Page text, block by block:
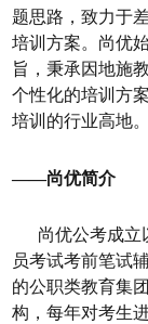
题思路，致力于
培训方案。尚优
旨，秉承因地施
个性化的培训方
培训的行业高地
——尚优简介
尚优公考成立
员考试考前笔试
的公职类教育集
构，每年对考生